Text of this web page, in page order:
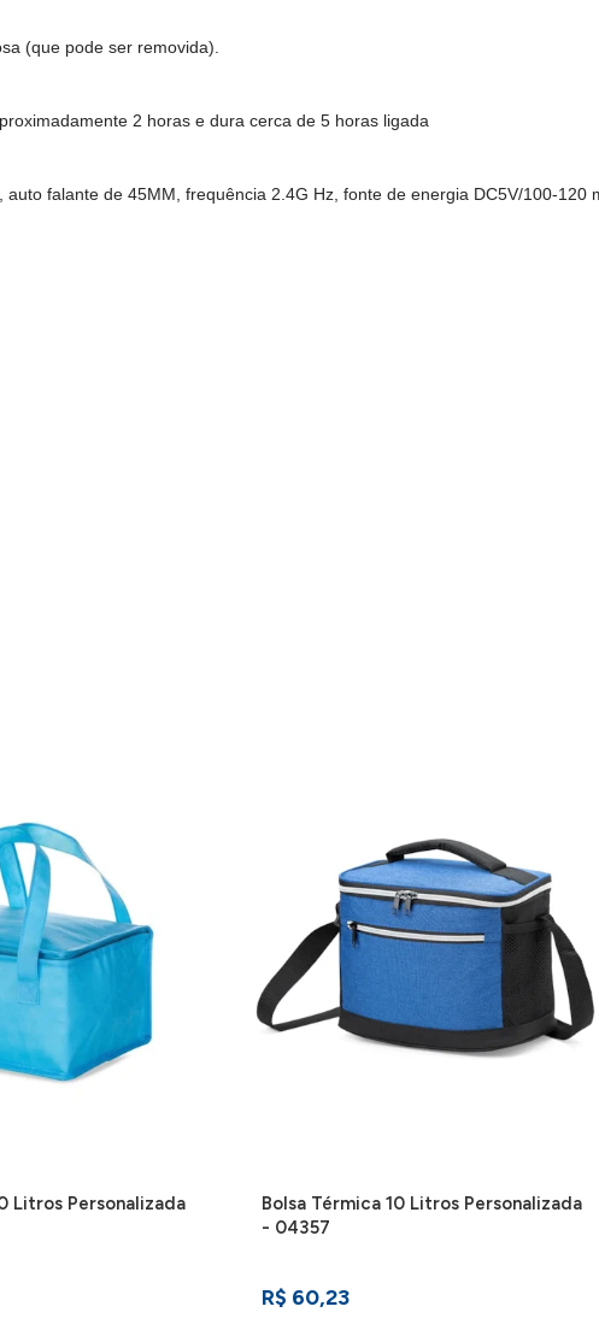
(que pode ser removida).
2 horas e dura cerca de 5 horas ligada
falante de 45MM, frequência 2.4G Hz, fonte de energia DC5V/100-120
o botão). Possui play/pause no centro e botão com desenho de telefone
de como aplicar sua marca neste produto.
Litros Personalizada
Bolsa Térmica 10 Litros Personalizada
- 04357
R$ 60,23